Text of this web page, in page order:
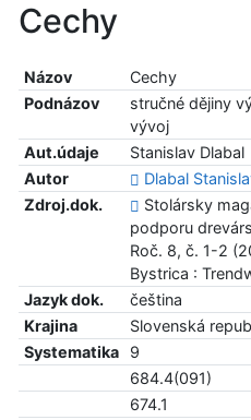
Cechy
Názov
Cechy
Podnázov
stručné dějiny
vývoj
Aut.údaje
Stanislav Dlabal
Autor
Dlabal
Zdroj.dok.
Stolársky
podporu
Roč. 8, č. 1-2
Bystrica :
Jazyk dok.
čeština
Krajina
Slovenská
Systematika
9
684.4(091)
674.1